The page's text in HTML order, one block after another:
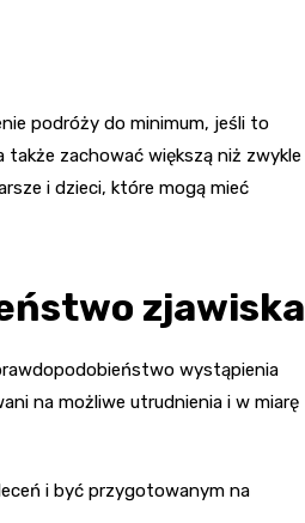
podróży do minimum, jeśli to
zachować większą niż zwykle
i dzieci, które mogą mieć
zjawiska
wystąpienia
na możliwe utrudnienia i w miarę
i być przygotowanym na